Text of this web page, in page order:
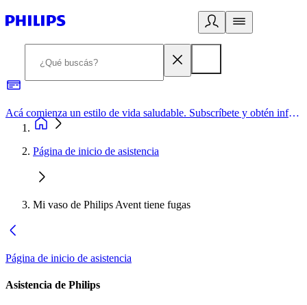
Acá comienza un estilo de vida saludable. Subscríbete y obtén información de primera mano
Página de inicio de asistencia
Mi vaso de Philips Avent tiene fugas
Página de inicio de asistencia
Asistencia de Philips